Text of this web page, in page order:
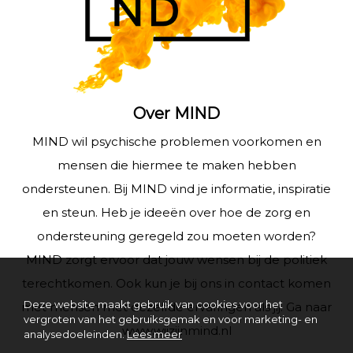
Over MIND
MIND wil psychische problemen voorkomen en
mensen die hiermee te maken hebben
ondersteunen. Bij MIND vind je informatie, inspiratie
en steun. Heb je ideeën over hoe de zorg en
ondersteuning geregeld zou moeten worden?
MIND zorgt ervoor dat jouw wensen bij de politiek
terechtkomen. Ook kun je bij ons in contact komen
met mensen met dezelfde ervaringen als jij. Ga naar
www.wijzijnmind.nl
Deze website maakt gebruik van cookies voor het
vergroten van het gebruiksgemak en voor marketing- en
analysedoeleinden.Lees meer